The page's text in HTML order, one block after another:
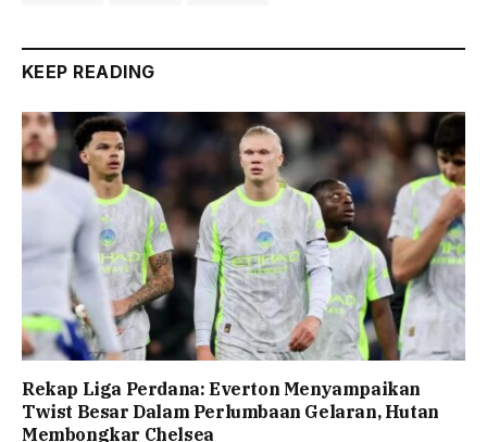
KEEP READING
Rekap Liga Perdana: Everton Menyampaikan
Twist Besar Dalam Perlumbaan Gelaran, Hutan
Membongkar Chelsea